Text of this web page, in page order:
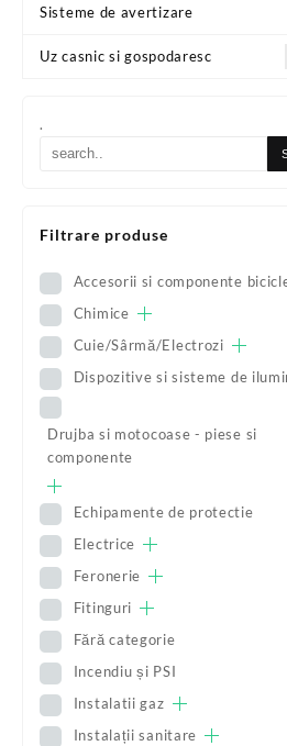
Sisteme de avertizare
Uz casnic si gospodaresc
.
Filtrare produse
Accesorii si componente
Chimice
Cuie/Sârmă/Electrozi
Dispozitive si sisteme de
Drujba si motocoase - piese si
componente
Echipamente de protectie
Electrice
Feronerie
Fitinguri
Fără categorie
Incendiu și PSI
Instalatii gaz
Instalații sanitare